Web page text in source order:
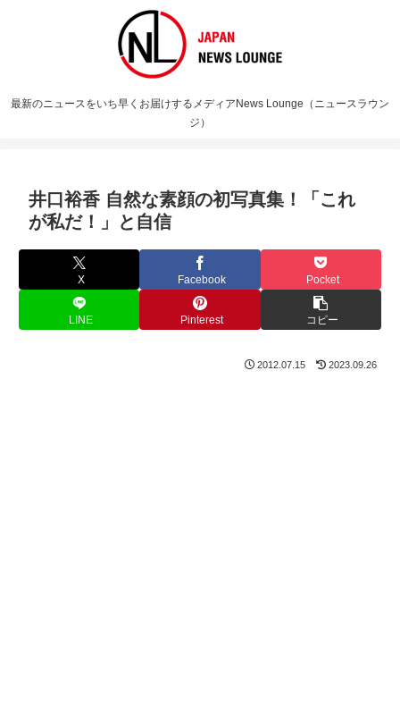
最新のニュースをいち早くお届けするメディアNews Lounge（ニュースラウン
ジ）
井口裕香 自然な素顔の初写真集！「これ
が私だ！」と自信
X Facebook Pocket
LINE Pinterest コピー
2012.07.15 2023.09.26